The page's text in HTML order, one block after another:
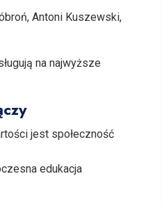
Antoni Kuszewski,
na najwyższe
jest społeczność
edukacja